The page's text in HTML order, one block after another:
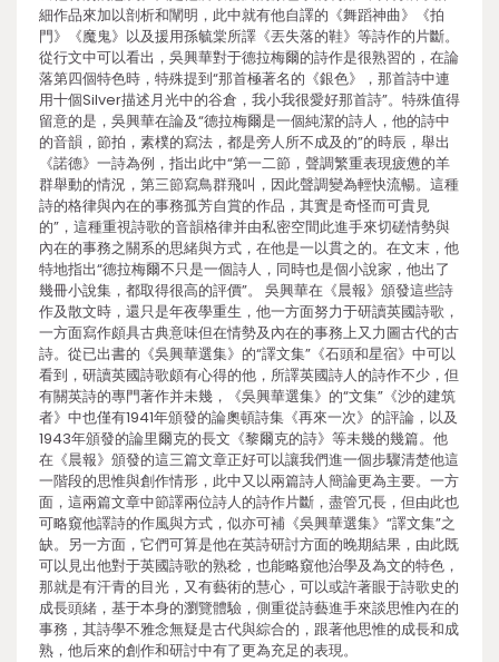
細作品來加以剖析和闡明，此中就有他自譯的《舞蹈神曲》《拍
門》《魔鬼》以及援用孫毓棠所譯《丟失落的鞋》等詩作的片斷。
從行文中可以看出，吳興華對于德拉梅爾的詩作是很熟習的，在論
落第四個特色時，特殊提到“那首極著名的《銀色》，那首詩中連
用十個Silver描述月光中的谷倉，我小我很愛好那首詩”。特殊值得
留意的是，吳興華在論及“德拉梅爾是一個純潔的詩人，他的詩中
的音韻，節拍，素樸的寫法，都是旁人所不成及的”的時辰，舉出
《諾德》一詩為例，指出此中“第一二節，聲調繁重表現疲憊的羊
群舉動的情況，第三節寫鳥群飛叫，因此聲調變為輕快流暢。這種
詩的格律與內在的事務孤芳自賞的作品，其實是奇怪而可貴見
的”，這種重視詩歌的音韻格律并由私密空間此進手來切磋情勢與
內在的事務之關系的思緒與方式，在他是一以貫之的。在文末，他
特地指出“德拉梅爾不只是一個詩人，同時也是個小說家，他出了
幾冊小說集，都取得很高的評價”。 吳興華在《晨報》頒發這些詩
作及散文時，還只是年夜學重生，他一方面努力于研讀英國詩歌，
一方面寫作頗具古典意味但在情勢及內在的事務上又力圖古代的古
詩。從已出書的《吳興華選集》的“譯文集”《石頭和星宿》中可以
看到，研讀英國詩歌頗有心得的他，所譯英國詩人的詩作不少，但
有關英詩的專門著作并未幾，《吳興華選集》的“文集”《沙的建筑
者》中也僅有1941年頒發的論奧頓詩集《再來一次》的評論，以及
1943年頒發的論里爾克的長文《黎爾克的詩》等未幾的幾篇。他
在《晨報》頒發的這三篇文章正好可以讓我們進一個步驟清楚他這
一階段的思惟與創作情形，此中又以兩篇詩人簡論更為主要。一方
面，這兩篇文章中節譯兩位詩人的詩作片斷，盡管冗長，但由此也
可略窺他譯詩的作風與方式，似亦可補《吳興華選集》“譯文集”之
缺。另一方面，它們可算是他在英詩研討方面的晚期結果，由此既
可以見出他對于英國詩歌的熟稔，也能略窺他治學及為文的特色，
那就是有汗青的目光，又有藝術的慧心，可以或許著眼于詩歌史的
成長頭緒，基于本身的瀏覽體驗，側重從詩藝進手來談思惟內在的
事務，其詩學不雅念無疑是古代與綜合的，跟著他思惟的成長和成
熟，他后來的創作和研討中有了更為充足的表現。